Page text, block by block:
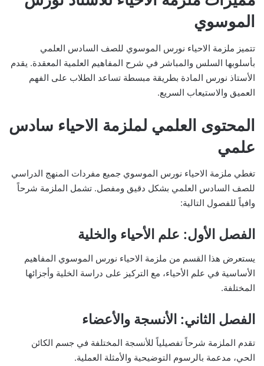
الموسوي
تتميز ملزمة الاحياء نورس الموسوي للصف السادس العلمي
بأسلوبها السلس والمباشر في شرح المفاهيم العلمية المعقدة. يقدم
الأستاذ نورس المادة بطريقة مبسطة تساعد الطلاب على الفهم
العميق والاستيعاب السريع.
المحتوى العلمي لملزمة الاحياء سادس
علمي
تغطي ملزمة الاحياء نورس الموسوي جميع مفردات المنهج الدراسي
للصف السادس العلمي بشكل دقيق ومفصل. تشمل الملزمة شرحاً
وافياً للفصول التالية:
الفصل الأول: علم الأحياء والخلية
يستعرض هذا القسم من ملزمة الاحياء نورس الموسوي المفاهيم
الأساسية في علم الأحياء، مع التركيز على دراسة الخلية وأجزائها
المختلفة.
الفصل الثاني: الأنسجة والأعضاء
تقدم الملزمة شرحاً تفصيلياً للأنسجة المختلفة في جسم الكائن
الحي، مدعمة بالرسوم التوضيحية والأمثلة العملية.